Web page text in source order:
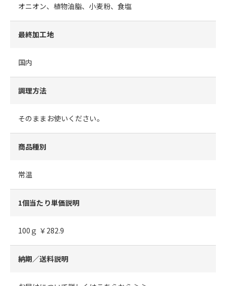
オニオン、植物油脂、小麦粉、食塩
最終加工地
国内
調理方法
そのままお使いください。
商品種別
常温
1個当たり単価説明
100ｇ ￥282.9
納期／送料説明